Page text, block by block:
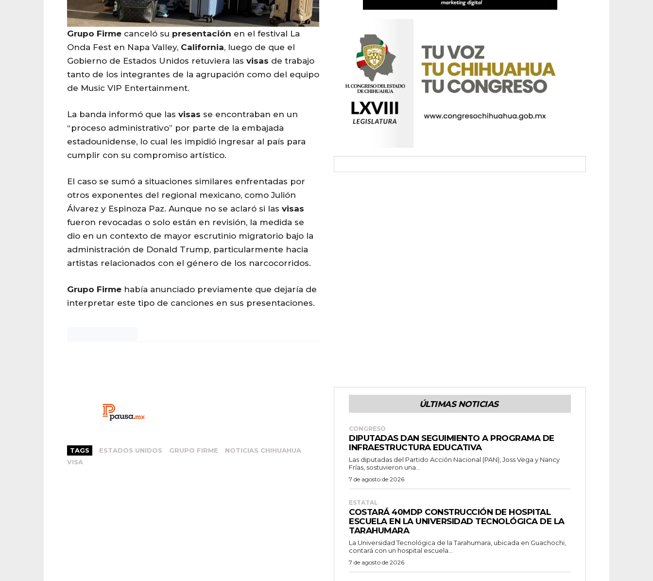
Grupo Firme canceló su presentación en el festival La
Onda Fest en Napa Valley, California, luego de que el
Gobierno de Estados Unidos retuviera las visas de trabajo
tanto de los integrantes de la agrupación como del equipo
de Music VIP Entertainment.
La banda informó que las visas se encontraban en un
“proceso administrativo” por parte de la embajada
estadounidense, lo cual les impidió ingresar al país para
cumplir con su compromiso artístico.
El caso se sumó a situaciones similares enfrentadas por
otros exponentes del regional mexicano, como Julión
Álvarez y Espinoza Paz. Aunque no se aclaró si las visas
fueron revocadas o solo están en revisión, la medida se
dio en un contexto de mayor escrutinio migratorio bajo la
administración de Donald Trump, particularmente hacia
artistas relacionados con el género de los narcocorridos.
Grupo Firme había anunciado previamente que dejaría de
interpretar este tipo de canciones en sus presentaciones.
TAGS ESTADOS UNIDOS GRUPO FIRME
NOTICIAS CHIHUAHUA
VISA
ÚLTIMAS NOTICIAS
CONGRESO
DIPUTADAS DAN SEGUIMIENTO A PROGRAMA DE
INFRAESTRUCTURA EDUCATIVA
Las diputadas del Partido Acción Nacional (PAN), Joss Vega y Nancy
Frías, sostuvieron una...
7 de agosto de 2026
ESTATAL
COSTARÁ 40MDP CONSTRUCCIÓN DE HOSPITAL
ESCUELA EN LA UNIVERSIDAD TECNOLÓGICA DE LA
TARAHUMARA
La Universidad Tecnológica de la Tarahumara, ubicada en Guachochi,
contará con un hospital escuela...
7 de agosto de 2026